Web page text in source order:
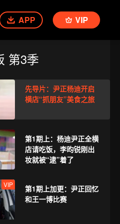
APP VIP
第3季
先导片：尹正杨迪开启
横店“抓朋友”美食之旅
第1期上：杨迪尹正全横
店请吃饭，李昀锐刚出
妆就被“逮”着了
VIP
第1期上加更：尹正回忆
和王一博比赛